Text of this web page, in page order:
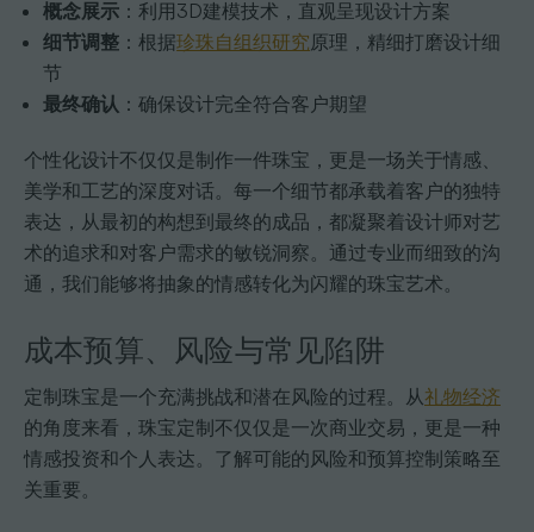
概念展示 ：利用3D建模技术，直观呈现设计方案
细节调整 ：根据珍珠自组织研究原理，精细打磨设计细
节
最终确认 ：确保设计完全符合客户期望
个性化设计不仅仅是制作一件珠宝，更是一场关于情感、
美学和工艺的深度对话。每一个细节都承载着客户的独特
表达，从最初的构想到最终的成品，都凝聚着设计师对艺
术的追求和对客户需求的敏锐洞察。通过专业而细致的沟
通，我们能够将抽象的情感转化为闪耀的珠宝艺术。
成本预算、风险与常见陷阱
定制珠宝是一个充满挑战和潜在风险的过程。从礼物经济
的角度来看，珠宝定制不仅仅是一次商业交易，更是一种
情感投资和个人表达。了解可能的风险和预算控制策略至
关重要。